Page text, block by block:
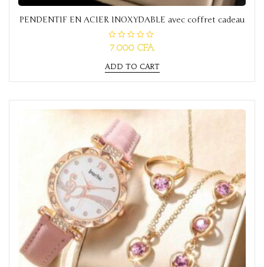
PENDENTIF EN ACIER INOXYDABLE avec coffret cadeau
R
a
e
d
0
t
o
7.000 CFA
ADD TO CART